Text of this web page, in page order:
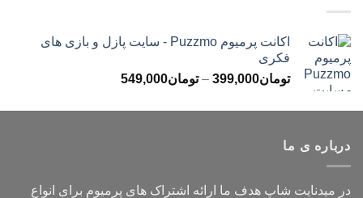
اکانت پرمیوم Puzzmo - سایت پازل و بازی های
فکری
تومان399,000
– تومان549,000محدوده
تومان399,000
درباره ی ما
در میدنایت شاپ هدف ما ارائه اشتراک های پرمیوم برای انواع